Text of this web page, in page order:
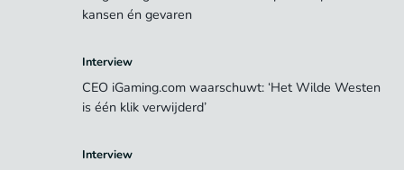
kansen én gevaren
Interview
CEO iGaming.com waarschuwt: ‘Het Wilde Westen
is één klik verwijderd’
Interview